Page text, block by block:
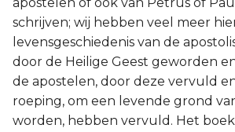
schrijven; wij hebben veel meer
levensgeschiedenis van de
door de Heilige Geest geworden
de apostelen, door deze vervuld
roeping, om een levende grond
worden, hebben vervuld. Het